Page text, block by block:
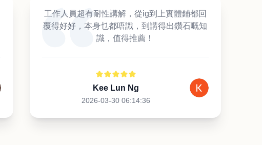
工作人員超有耐性講解，從ig到上實體鋪都回
覆得好好，本身乜都唔識，到講得出鑽石嘅知
識，值得推薦！
Kee Lun Ng
2026-03-30 06:14:36